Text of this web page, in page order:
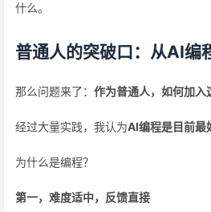
什么。
普通人的突破口：从AI编
那么问题来了： 作为普通人，如何加入
经过大量实践，我认为AI编程是目前最
为什么是编程？
第一，难度适中，反馈直接